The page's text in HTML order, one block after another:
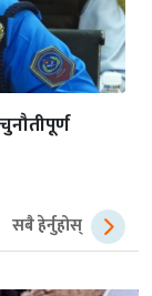
सबै हेर्नुहोस्